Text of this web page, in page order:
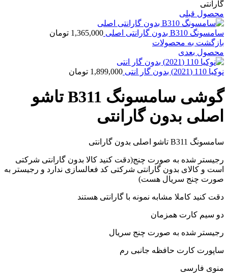
گارانتی
محصول قبلی
سامسونگ B310 بدون گارانتی اصلی 1,365,000 تومان
بازگشت به محصولات
محصول بعدی
نوکیا 110 (2021) بدون گار انتی 1,899,000 تومان
گوشی سامسونگ B311 تاشو
اصلی بدون گارانتی
سامسونگ B311 تاشو اصلی بدون گارانتی
رجیستر شده به صورت چنج(دقت کنید کالا بدون گارانتی شرکتی
است و کالای بدون گارانتی شرکتی کد فعالسازی ندارد و رجیستر به
صورت چنج سریال هست)
دقت کنید کاملا مشابه نمونه با گارانتی هستند
دو سیم کارت همزمان
رجیستر شده به صورت چنج سریال
ساپورت کارت حافظه جانبی رم
منوی فارسی